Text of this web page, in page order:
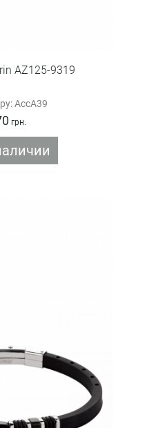
AZ125-9319
AccA39
грн.